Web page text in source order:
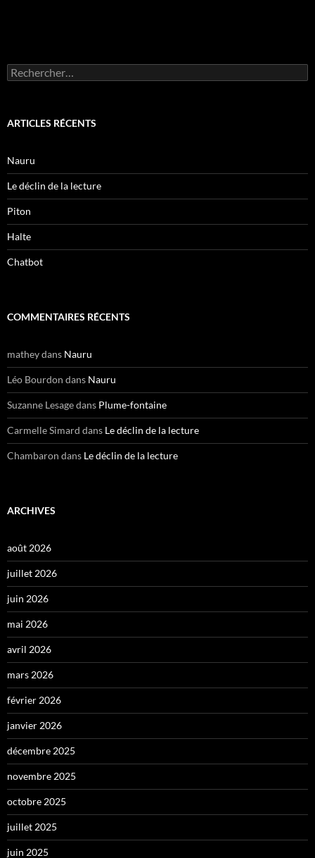
Rechercher :
ARTICLES RÉCENTS
Nauru
Le déclin de la lecture
Piton
Halte
Chatbot
COMMENTAIRES RÉCENTS
matheydans Nauru
Léo Bourdon dans Nauru
Suzanne Lesagedans Plume-fontaine
Carmelle Simard dans Le déclin de la lecture
Chambaron dans Le déclin de la lecture
ARCHIVES
août 2026
juillet 2026
juin 2026
mai 2026
avril 2026
mars 2026
février 2026
janvier 2026
décembre 2025
novembre 2025
octobre 2025
juillet 2025
juin 2025